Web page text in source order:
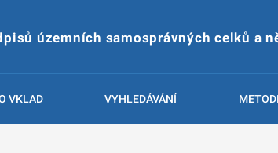
územních samosprávných celků a
VKLAD VYHLEDÁVÁNÍ